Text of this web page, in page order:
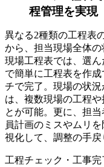
程管理を実現
異なる2種類の工程表
から、担当現場全体の
現場工程表では、選
で簡単に工程表を作
チで完了。現場の状
は、複数現場の工程
とが可能。更に、担
員計画のミスやムリ
視化して、調整の手戻
工程チェック・工事